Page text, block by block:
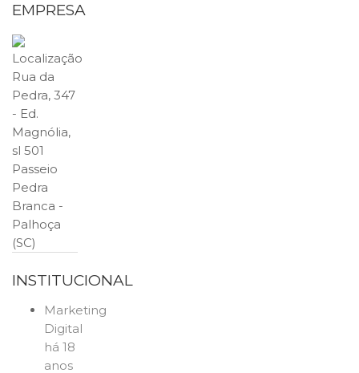
EMPRESA
Localização
Rua da
Pedra, 347
- Ed.
Magnólia,
sl 501
Passeio
Pedra
Branca -
Palhoça
(SC)
INSTITUCIONAL
Marketing
Digital
há 18
anos